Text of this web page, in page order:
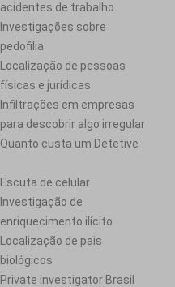
acidentes de trabalho
Investigações sobre
pedofilia
Localização de pessoas
físicas e jurídicas
Infiltrações em empresas
para descobrir algo irregular
Quanto custa um Detetive
Escuta de celular
Investigação de
enriquecimento ilícito
Localização de pais
biológicos
Private investigator Brasil